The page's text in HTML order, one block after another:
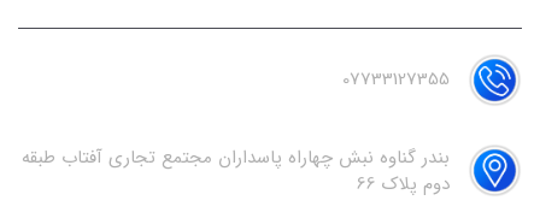
07733127355
بندر گناوه نبش چهاراه پاسداران مجتمع تجاری آفتاب طبقه
دوم پلاک 66